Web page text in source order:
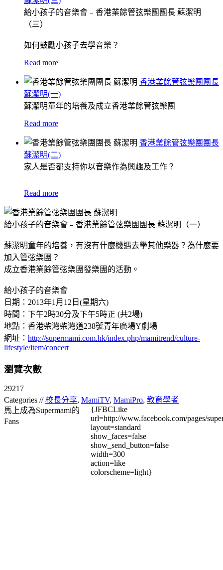
給小孩子的音樂會﹣香港業餘管弦樂團團長 蘇潔明
（三）
如何鼓勵小孩子去學音樂？
Read more
香港業餘管弦樂團團長
蘇潔明(一)
蘇潔明童年的培養及成立香港業餘管弦樂團
Read more
香港業餘管弦樂團團長
蘇潔明(二)
家人是否都支持你以音樂作為興趣及工作？
Read more
給小孩子的音樂會﹣香港業餘管弦樂團團長 蘇潔明（一）
蘇潔明童年的培養，有沒有什麼機遇去學其他樂器？為什麼要
加入管弦樂團？
成立香港業餘管弦樂團發樂團的活動。
給小孩子的音樂會
日期：2013年1月12日(星期六)
時間：下午2時30分及下午5時正 (共2場)
地點：香港柴灣柴灣道238號青年廣場Y劇場
網址： http://supermami.com.hk/index.php/mamitrend/culture-
lifestyle/item/concert
瀏覽次數
29217
Categories //校長分享, MamiTV, MamiPro, 教育學者
馬上成為Supermami的
Fans
{JFBCLike
url=http://www.facebook.com/pages/
layout=standard
show_faces=false
show_send_button=false
width=300
action=like
colorscheme=light}